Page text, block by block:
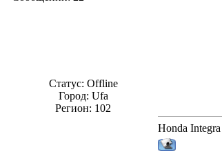
Статус: Offline
Город: Ufa
Регион: 102
Honda